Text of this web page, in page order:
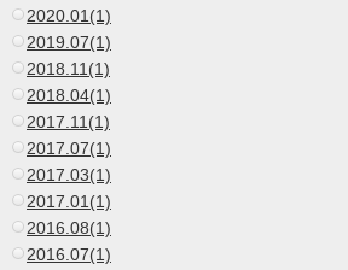
2020.01(1)
2019.07(1)
2018.11(1)
2018.04(1)
2017.11(1)
2017.07(1)
2017.03(1)
2017.01(1)
2016.08(1)
2016.07(1)